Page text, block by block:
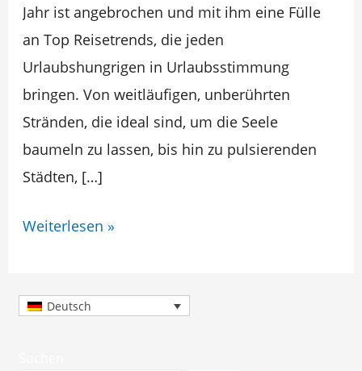
Jahr ist angebrochen und mit ihm eine Fülle
an Top Reisetrends, die jeden
Urlaubshungrigen in Urlaubsstimmung
bringen. Von weitläufigen, unberührten
Stränden, die ideal sind, um die Seele
baumeln zu lassen, bis hin zu pulsierenden
Städten, […]
geht
der
nächste
Urlaub?
Weiterlesen »
Deutsch